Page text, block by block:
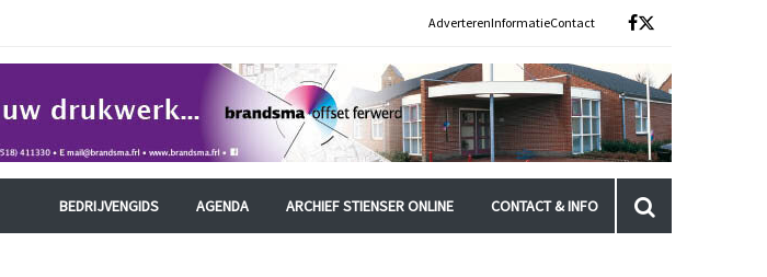
AdverterenInformatieContact
BEDRIJVENGIDS AGENDA ARCHIEF STIENSER ONLINE CONTACT & INFO